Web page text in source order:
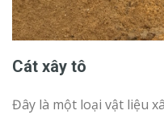
Cát xây tô
Đây là một loại vật liệu